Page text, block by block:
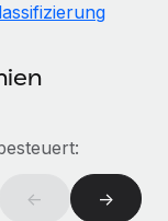
← →